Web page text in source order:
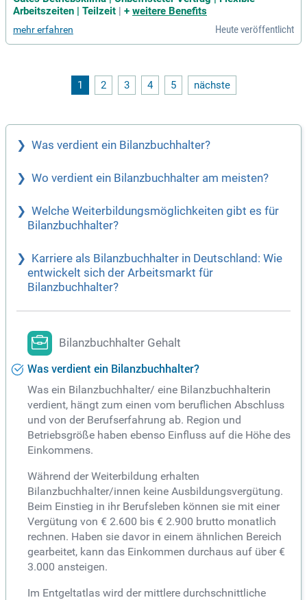
dir ein angenehmes Arbeitsumfeld in Herdecke mit kurzen E
ns arbeitest du eigenverantwortlich und betreust einen feste
n Mandantenstamm. Deine Aufgaben umfassen die Erstellu
en und unterstützt bei Betriebsprüfungen. Wir freuen uns auf
deine Bewerbung und darauf, gemeinsam innovative Lösung
Arbeitszeiten | Teilzeit | + weitere Benefits
mehr erfahren Heute veröffentlicht
1 2 3 4 5 nächste
Was verdient ein Bilanzbuchhalter?
Wo verdient ein Bilanzbuchhalter am meisten?
Welche Weiterbildungsmöglichkeiten gibt es für
Bilanzbuchhalter?
Karriere als Bilanzbuchhalter in Deutschland: Wie
entwickelt sich der Arbeitsmarkt für
Bilanzbuchhalter?
Bilanzbuchhalter Gehalt
Was verdient ein Bilanzbuchhalter?
Was ein Bilanzbuchhalter/ eine Bilanzbuchhalterin
verdient, hängt zum einen vom beruflichen Abschluss
und von der Berufserfahrung ab. Region und
Betriebsgröße haben ebenso Einfluss auf die Höhe des
Einkommens.
Während der Weiterbildung erhalten
Bilanzbuchhalter/innen keine Ausbildungsvergütung.
Beim Einstieg in ihr Berufsleben können sie mit einer
Vergütung von € 2.600 bis € 2.900 brutto monatlich
rechnen. Haben sie davor in einem ähnlichen Bereich
gearbeitet, kann das Einkommen durchaus auf über €
3.000 ansteigen.
Im Entgeltatlas wird der mittlere durchschnittliche